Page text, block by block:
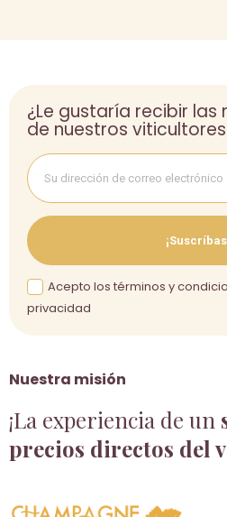
Nuestra misión
¡La experiencia de un
precios directos del
¿Le gustaría recibir
de nuestros
Acepto los términos y
privacidad